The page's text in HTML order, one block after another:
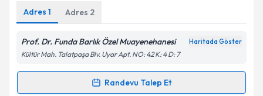
Kişisel verilerimin işlenmesine ilişkin
kapsamda işlenmesini kabul ediyorum.
Adres 1 Adres 2
Prof. Dr. Funda Barlık Özel Muayenehanesi Haritada Göster
Kültür Mah. Talatpaşa Blv. Uyar Apt. NO: 42 K: 4 D: 7
Randevu Talep Et
Randevu Takvimi Talebi